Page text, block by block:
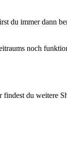
du immer dann
noch
findest du weitere